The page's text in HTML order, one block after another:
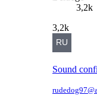
3,2k
3,2k
Sound